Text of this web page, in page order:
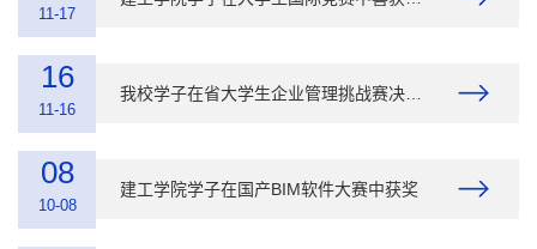
11-17
16
11-16
08
10-08
建工学院学子在国产BIM软件大赛中获奖 ​